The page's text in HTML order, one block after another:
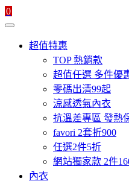
0
超值特惠
TOP 熱銷款
超值任選 多件優
零碼出清99起
涼感透氣內衣
抗溫差專區 發熱
favori 2套折900
任選2件5折
網站獨家款 2件
內衣